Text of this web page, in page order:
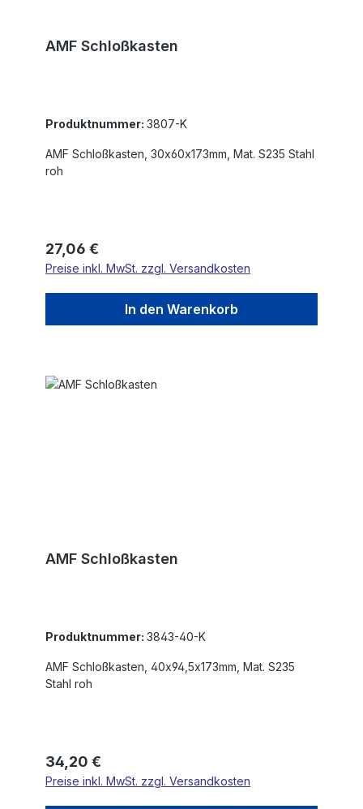
AMF Schloßkasten
Produktnummer: 3807-K
AMF Schloßkasten, 30x60x173mm, Mat. S235 Stahl
roh
Regulärer Preis:
27,06 €
Preise inkl. MwSt. zzgl. Versandkosten
In den Warenkorb
AMF Schloßkasten
Produktnummer: 3843-40-K
AMF Schloßkasten, 40x94,5x173mm, Mat. S235
Stahl roh
Regulärer Preis:
34,20 €
Preise inkl. MwSt. zzgl. Versandkosten